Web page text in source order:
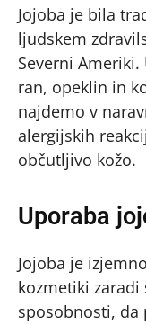
Jojoba je bila
ljudskem
Severni
ran, opeklin in
najdemo v
alergijskih
občutljivo kožo.
Uporaba
Jojoba je
kozmetiki
sposobnosti, da